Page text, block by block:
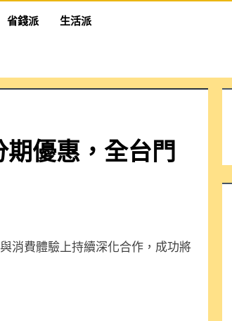
省錢派 生活派
期優惠，全台門
消費體驗上持續深化合作，成功將